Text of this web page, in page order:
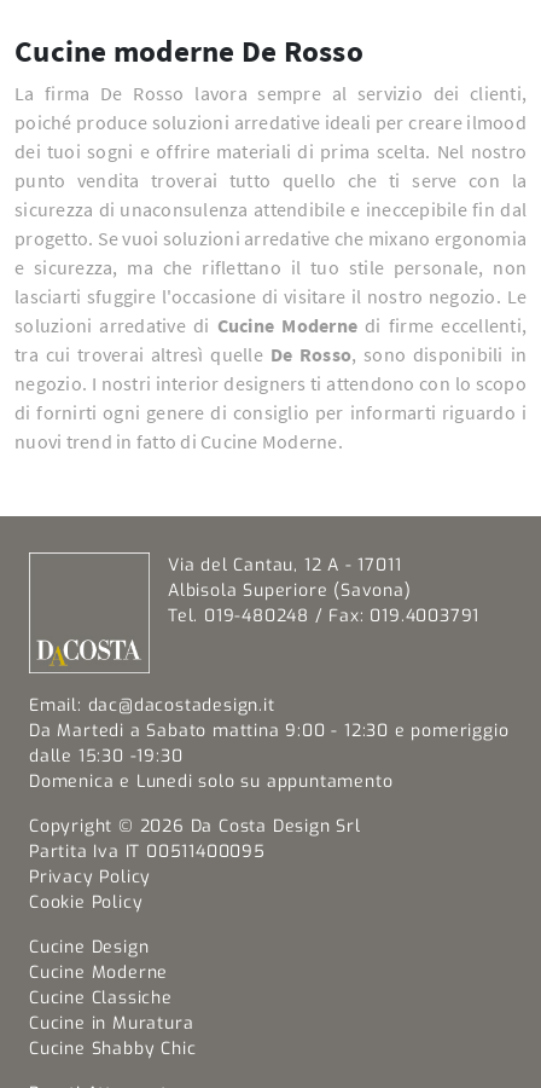
Cucine moderne De Rosso
La firma De Rosso lavora sempre al servizio dei clienti,
poiché produce soluzioni arredative ideali per creare ilmood
dei tuoi sogni e offrire materiali di prima scelta. Nel nostro
punto vendita troverai tutto quello che ti serve con la
sicurezza di unaconsulenza attendibile e ineccepibile fin dal
progetto. Se vuoi soluzioni arredative che mixano ergonomia
e sicurezza, ma che riflettano il tuo stile personale, non
lasciarti sfuggire l'occasione di visitare il nostro negozio. Le
soluzioni arredative di Cucine Moderne di firme eccellenti,
tra cui troverai altresì quelle De Rosso, sono disponibili in
negozio. I nostri interior designers ti attendono con lo scopo
di fornirti ogni genere di consiglio per informarti riguardo i
nuovi trend in fatto di Cucine Moderne.
Via del Cantau, 12 A - 17011
Albisola Superiore (Savona)
Tel. 019-480248 / Fax: 019.4003791
Email: dac@dacostadesign.it
Da Martedi a Sabato mattina 9:00 - 12:30 e pomeriggio
dalle 15:30 -19:30
Domenica e Lunedi solo su appuntamento
Copyright © 2026 Da Costa Design Srl
Partita Iva IT 00511400095
Privacy Policy
Cookie Policy
Cucine Design
Cucine Moderne
Cucine Classiche
Cucine in Muratura
Cucine Shabby Chic